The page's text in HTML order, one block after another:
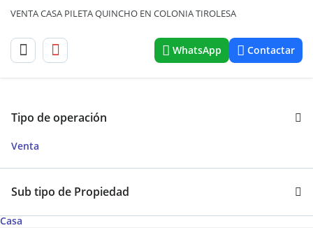
VENTA CASA PILETA QUINCHO EN COLONIA TIROLESA
WhatsApp Contactar
Tipo de operación
Venta
Sub tipo de Propiedad
Casa